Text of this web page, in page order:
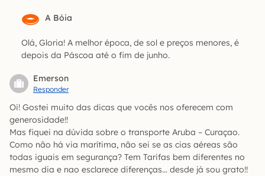
A Bóia
Olá, Gloria! A melhor época, de sol e preços menores, é
depois da Páscoa até o fim de junho.
Emerson
Responder
Oi! Gostei muito das dicas que vocês nos oferecem com
generosidade!!
Mas fiquei na dúvida sobre o transporte Aruba – Curaçao.
Como não há via marítima, não sei se as cias aéreas são
todas iguais em segurança? Tem Tarifas bem diferentes no
mesmo dia e nao esclarece diferenças… desde já sou grato!!